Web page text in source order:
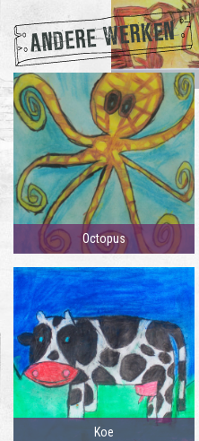
ANDERE WERKEN
Octopus
Koe